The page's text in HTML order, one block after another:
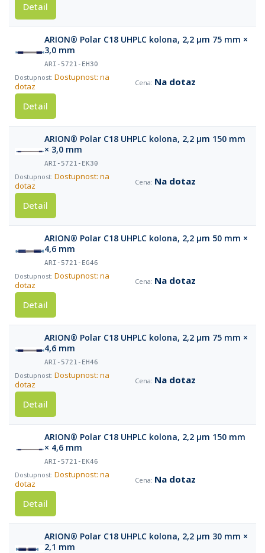
Detail
ARION® Polar C18 UHPLC kolona, 2,2 µm 75 mm ×
3,0 mm
ARI-5721-EH30
Dostupnost: na
dotaz
Na dotaz
Detail
ARION® Polar C18 UHPLC kolona, 2,2 µm 150 mm
× 3,0 mm
ARI-5721-EK30
Dostupnost: na
dotaz
Na dotaz
Detail
ARION® Polar C18 UHPLC kolona, 2,2 µm 50 mm ×
4,6 mm
ARI-5721-EG46
Dostupnost: na
dotaz
Na dotaz
Detail
ARION® Polar C18 UHPLC kolona, 2,2 µm 75 mm ×
4,6 mm
ARI-5721-EH46
Dostupnost: na
dotaz
Na dotaz
Detail
ARION® Polar C18 UHPLC kolona, 2,2 µm 150 mm
× 4,6 mm
ARI-5721-EK46
Dostupnost: na
dotaz
Na dotaz
Detail
ARION® Polar C18 UHPLC kolona, 2,2 µm 30 mm ×
2,1 mm